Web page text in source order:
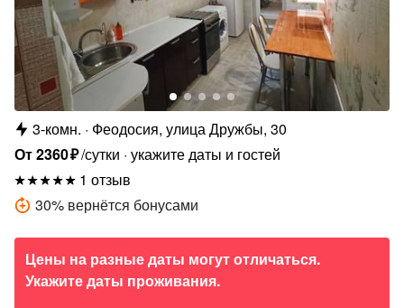
3-комн.
Феодосия, улица Дружбы, 30
От2360₽/сутки укажите даты и гостей
1 отзыв
30% вернётся бонусами
Цены на разные даты могут отличаться.
Укажите даты проживания.